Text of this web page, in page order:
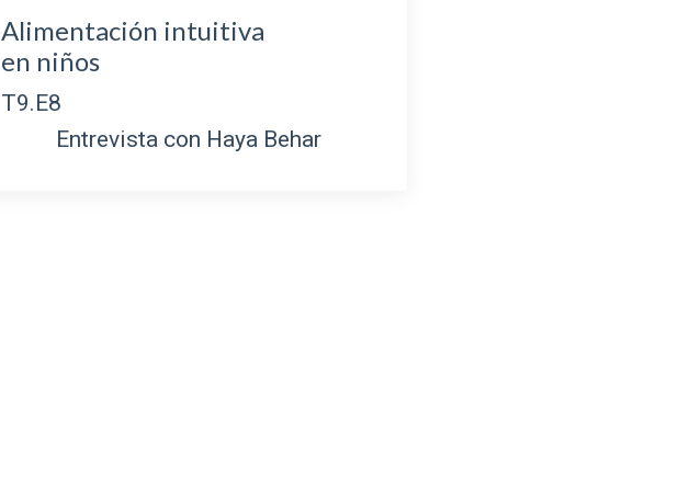
Alimentación intuitiva
en niños
T9.E8
Entrevista con Haya Behar